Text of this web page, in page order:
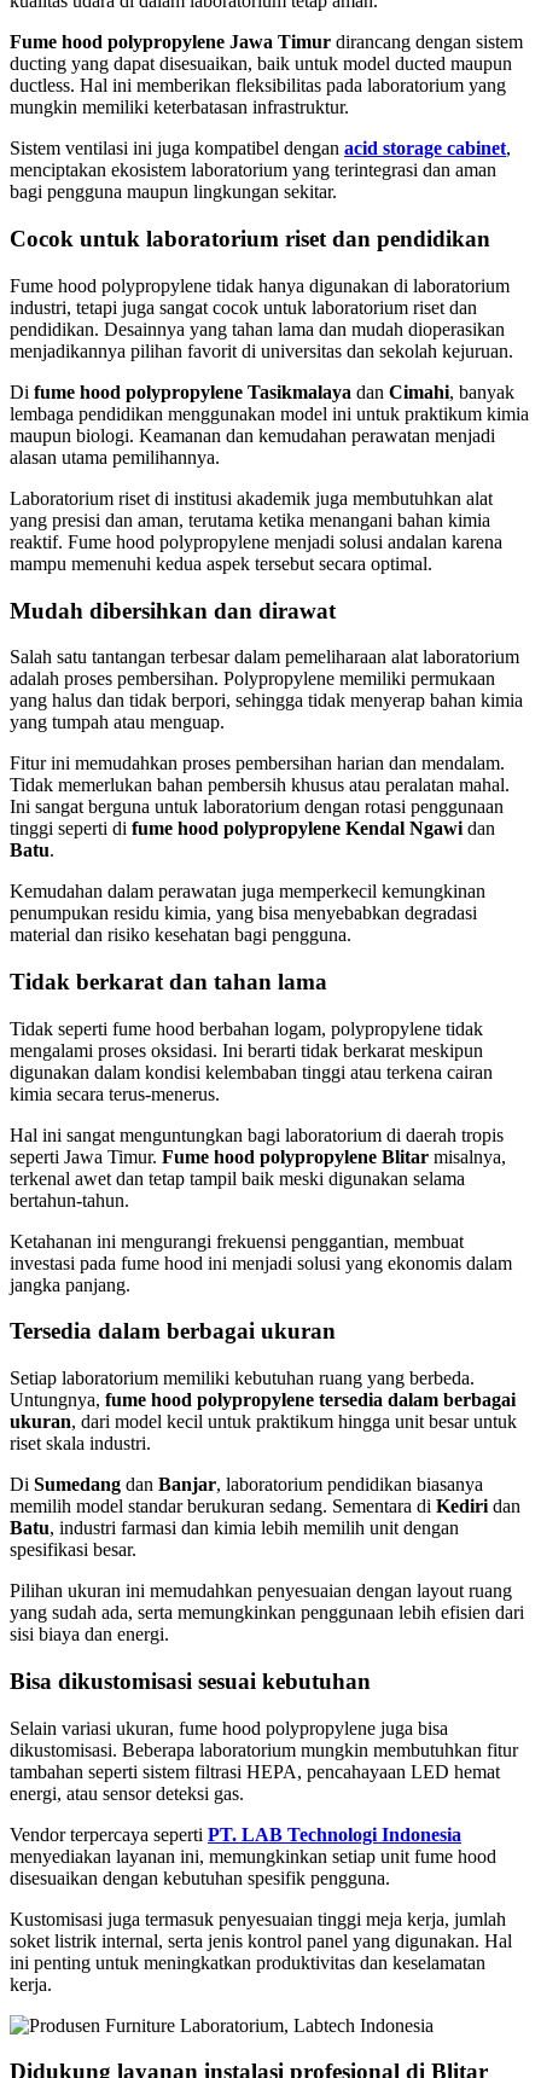
Fume hood polypropylene Jawa Timur dirancang dengan sistem
ducting yang dapat disesuaikan, baik untuk model ducted maupun
ductless. Hal ini memberikan fleksibilitas pada laboratorium yang
mungkin memiliki keterbatasan infrastruktur.
Sistem ventilasi ini juga kompatibel dengan acid storage cabinet,
menciptakan ekosistem laboratorium yang terintegrasi dan aman
bagi pengguna maupun lingkungan sekitar.
Cocok untuk laboratorium riset dan pendidikan
Fume hood polypropylene tidak hanya digunakan di laboratorium
industri, tetapi juga sangat cocok untuk laboratorium riset dan
pendidikan. Desainnya yang tahan lama dan mudah dioperasikan
menjadikannya pilihan favorit di universitas dan sekolah kejuruan.
Di fume hood polypropylene Tasikmalaya dan Cimahi, banyak
lembaga pendidikan menggunakan model ini untuk praktikum kimia
maupun biologi. Keamanan dan kemudahan perawatan menjadi
alasan utama pemilihannya.
Laboratorium riset di institusi akademik juga membutuhkan alat
yang presisi dan aman, terutama ketika menangani bahan kimia
reaktif. Fume hood polypropylene menjadi solusi andalan karena
mampu memenuhi kedua aspek tersebut secara optimal.
Mudah dibersihkan dan dirawat
Salah satu tantangan terbesar dalam pemeliharaan alat laboratorium
adalah proses pembersihan. Polypropylene memiliki permukaan
yang halus dan tidak berpori, sehingga tidak menyerap bahan kimia
yang tumpah atau menguap.
Fitur ini memudahkan proses pembersihan harian dan mendalam.
Tidak memerlukan bahan pembersih khusus atau peralatan mahal.
Ini sangat berguna untuk laboratorium dengan rotasi penggunaan
tinggi seperti di fume hood polypropylene Kendal Ngawi dan
Batu.
Kemudahan dalam perawatan juga memperkecil kemungkinan
penumpukan residu kimia, yang bisa menyebabkan degradasi
material dan risiko kesehatan bagi pengguna.
Tidak berkarat dan tahan lama
Tidak seperti fume hood berbahan logam, polypropylene tidak
mengalami proses oksidasi. Ini berarti tidak berkarat meskipun
digunakan dalam kondisi kelembaban tinggi atau terkena cairan
kimia secara terus-menerus.
Hal ini sangat menguntungkan bagi laboratorium di daerah tropis
seperti Jawa Timur. Fume hood polypropylene Blitar misalnya,
terkenal awet dan tetap tampil baik meski digunakan selama
bertahun-tahun.
Ketahanan ini mengurangi frekuensi penggantian, membuat
investasi pada fume hood ini menjadi solusi yang ekonomis dalam
jangka panjang.
Tersedia dalam berbagai ukuran
Setiap laboratorium memiliki kebutuhan ruang yang berbeda.
Untungnya, fume hood polypropylene tersedia dalam berbagai
ukuran, dari model kecil untuk praktikum hingga unit besar untuk
riset skala industri.
Di Sumedang dan Banjar, laboratorium pendidikan biasanya
memilih model standar berukuran sedang. Sementara di Kediri dan
Batu, industri farmasi dan kimia lebih memilih unit dengan
spesifikasi besar.
Pilihan ukuran ini memudahkan penyesuaian dengan layout ruang
yang sudah ada, serta memungkinkan penggunaan lebih efisien dari
sisi biaya dan energi.
Bisa dikustomisasi sesuai kebutuhan
Selain variasi ukuran, fume hood polypropylene juga bisa
dikustomisasi. Beberapa laboratorium mungkin membutuhkan fitur
tambahan seperti sistem filtrasi HEPA, pencahayaan LED hemat
energi, atau sensor deteksi gas.
Vendor terpercaya seperti PT. LAB Technologi Indonesia
menyediakan layanan ini, memungkinkan setiap unit fume hood
disesuaikan dengan kebutuhan spesifik pengguna.
Kustomisasi juga termasuk penyesuaian tinggi meja kerja, jumlah
soket listrik internal, serta jenis kontrol panel yang digunakan. Hal
ini penting untuk meningkatkan produktivitas dan keselamatan
kerja.
Didukung layanan instalasi profesional di Blitar